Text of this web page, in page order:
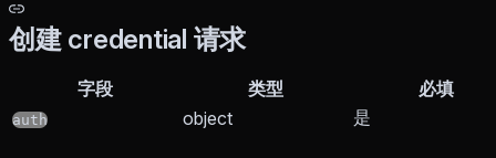
创建 credential 请求
字段 类型 必填
auth object 是